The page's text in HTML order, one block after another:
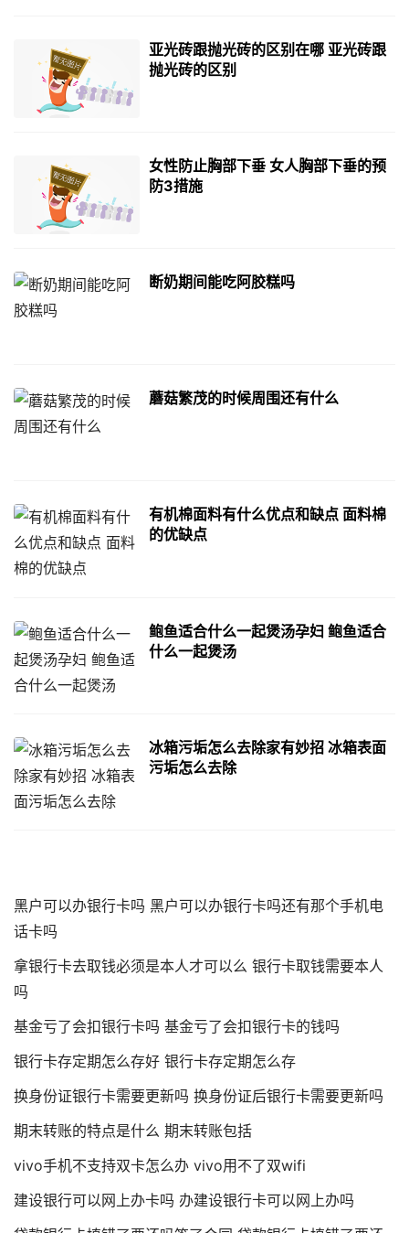
亚光砖跟抛光砖的区别在哪 亚光砖跟
抛光砖的区别
女性防止胸部下垂 女人胸部下垂的预
防3措施
断奶期间能吃阿胶糕吗
蘑菇繁茂的时候周围还有什么
有机棉面料有什么优点和缺点 面料棉
的优缺点
鲍鱼适合什么一起煲汤孕妇 鲍鱼适合
什么一起煲汤
冰箱污垢怎么去除家有妙招 冰箱表面
污垢怎么去除
黑户可以办银行卡吗 黑户可以办银行卡吗还有那个手机电
话卡吗
拿银行卡去取钱必须是本人才可以么 银行卡取钱需要本人
吗
基金亏了会扣银行卡吗 基金亏了会扣银行卡的钱吗
银行卡存定期怎么存好 银行卡存定期怎么存
换身份证银行卡需要更新吗 换身份证后银行卡需要更新吗
期末转账的特点是什么 期末转账包括
vivo手机不支持双卡怎么办 vivo用不了双wifi
建设银行可以网上办卡吗 办建设银行卡可以网上办吗